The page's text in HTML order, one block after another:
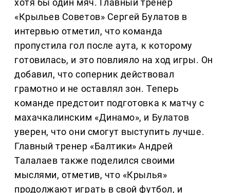
хотя бы один мяч. Главный тренер
«Крыльев Советов» Сергей Булатов в
интервью отметил, что команда
пропустила гол после аута, к которому
готовилась, и это повлияло на ход игры. Он
добавил, что соперник действовал
грамотно и не оставлял зон. Теперь
команде предстоит подготовка к матчу с
махачкалинским «Динамо», и Булатов
уверен, что они смогут выступить лучше.
Главный тренер «Балтики» Андрей
Талалаев также поделился своими
мыслями, отметив, что «Крылья»
продолжают играть в свой футбол, и